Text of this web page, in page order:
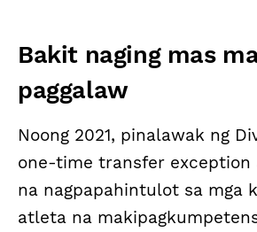
Bakit naging mas
paggalaw
Noong 2021, pinalawak ng
one-time transfer exception
na nagpapahintulot sa mga
atleta na